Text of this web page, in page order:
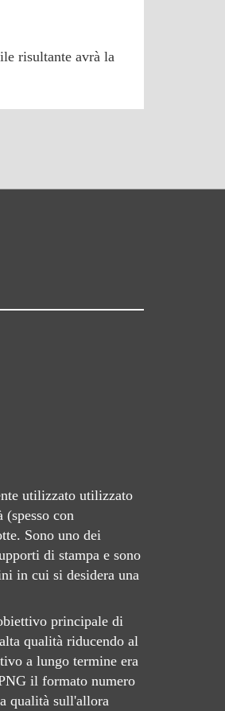
risultante avrà la
utilizzato utilizzato
con
Sono uno dei
di stampa e sono
in cui si desidera una
principale di
qualità riducendo al
a lungo termine era
il formato numero
qualità sull'allora